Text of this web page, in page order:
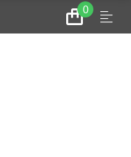
0
Zum
Warenkorb
Menu